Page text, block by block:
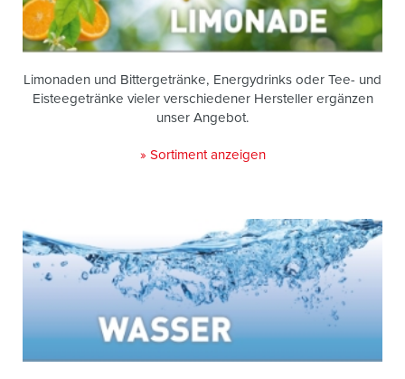
Limonaden und Bittergetränke, Energydrinks oder Tee- und
Eisteegetränke vieler verschiedener Hersteller ergänzen
unser Angebot.
» Sortiment anzeigen